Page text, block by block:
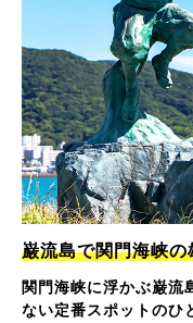
巌流島で関門海峡の
関門海峡に浮かぶ巌流
ない定番スポットのひ